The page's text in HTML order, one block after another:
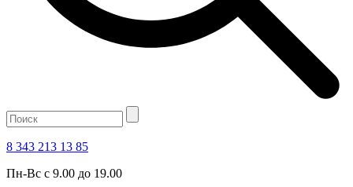
8 343 213 13 85
Пн-Вс с 9.00 до 19.00